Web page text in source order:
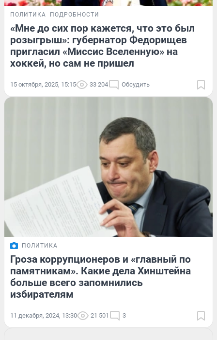
ПОЛИТИКА ПОДРОБНОСТИ
«Мне до сих пор кажется, что это был
розыгрыш»: губернатор Федорищев
пригласил «Миссис Вселенную» на
хоккей, но сам не пришел
15 октября, 2025, 15:15 33 204 Обсудить
ПОЛИТИКА
Гроза коррупционеров и «главный по
памятникам». Какие дела Хинштейна
больше всего запомнились
избирателям
11 декабря, 2024, 13:30 21 501 3